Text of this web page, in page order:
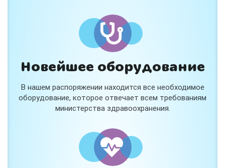
Новейшее оборудование
В нашем распоряжении находится все необходимое
оборудование, которое отвечает всем требованиям
министерства здравоохранения.
В «Медлэнд» принимает известный ортопед-
травматолог Шехмаметьев Али Зарефуллович
В прием входит:
✔️ Осмотр и консультация врача
✔️ Рекомендации по вашей ситуации
✔️Тейпирование
спортсменам и беременным женщинам.
Специальная цена — 3000 ₽.
и расскажем подробнее!